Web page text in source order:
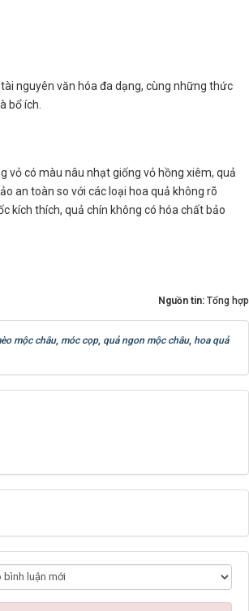
nguyên văn hóa đa dạng, cùng những thức
bổ ích.
vỏ có màu nâu nhạt giống vỏ hồng xiêm, quả
an toàn so với các loại hoa quả không rõ
kích thích, quả chín không có hóa chất bảo
Nguồn tin: Tổng hợp
mộc châu, móc cọp, quả ngon mộc châu, hoa quả